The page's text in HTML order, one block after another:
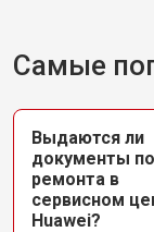
Самые
Выдаются ли
документы
ремонта в
сервисном
Huawei?